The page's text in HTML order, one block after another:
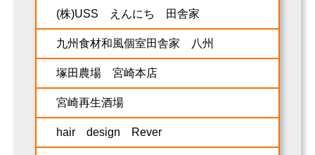
(株)USS えんにち 田舎家
九州食材和風個室田舎家 八州
塚田農場 宮崎本店
宮崎再生酒場
hair design Rever